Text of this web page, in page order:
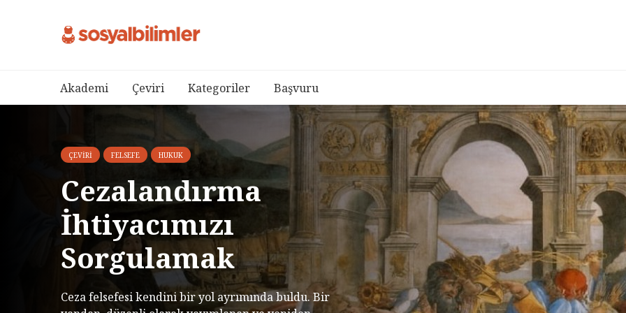
Akademi Çeviri Kategoriler Başvuru
ÇEVIRI FELSEFE HUKUK
Cezalandırma
İhtiyacımızı
Sorgulamak
Ceza felsefesi kendini bir yol ayrımında buldu. Bir